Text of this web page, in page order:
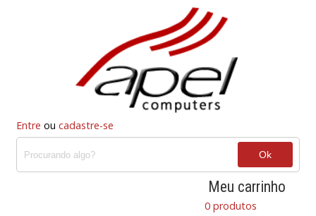
Entre ou cadastre-se
Meu carrinho
0 produtos